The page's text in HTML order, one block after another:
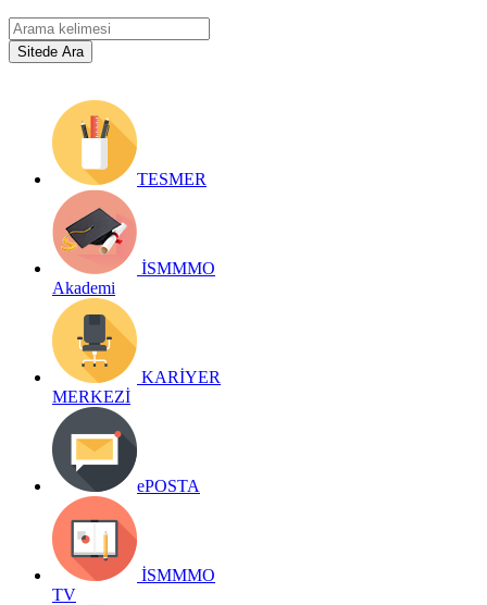
TESMER
İSMMMO
Akademi
KARİYER
MERKEZİ
ePOSTA
İSMMMO
TV